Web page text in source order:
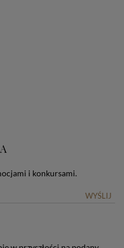
każdego
nie wyraża zgody na
zmienić
i konkursami.
WYŚLIJ